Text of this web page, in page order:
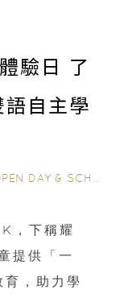
驗日 了
自主學
DAY & SCHOOL EVENTS
，下稱耀
提供「一
，助力學